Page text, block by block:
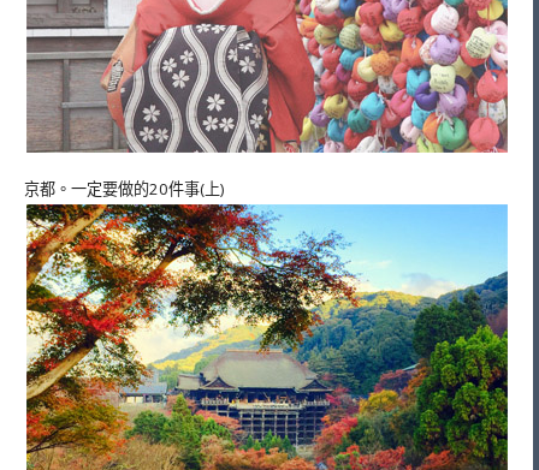
京都。一定要做的20件事(上)